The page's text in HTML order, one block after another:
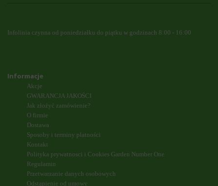
Infolinia czynna od poniedziałku do piątku w godzinach 8:00 - 16:00
Informacje
Akcje
GWARANCJA JAKOŚCI
Jak złożyć zamówienie?
O firmie
Dostawa
Sposoby i terminy płatności
Kontakt
Polityka prywatnosci i Cookies Garden Number One
Regulamin
Przetwarzanie danych osobowych
Odstąpienie od umowy